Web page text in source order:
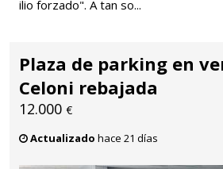
ilio forzado". A tan so...
Plaza de parking en
Celoni rebajada
12.000 €
Actualizado hace 21 días